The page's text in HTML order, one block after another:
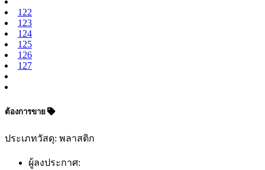
122
123
124
125
126
127
ต้องการขาย
ประเภทวัสดุ: พลาสติก
ผู้ลงประกาศ: